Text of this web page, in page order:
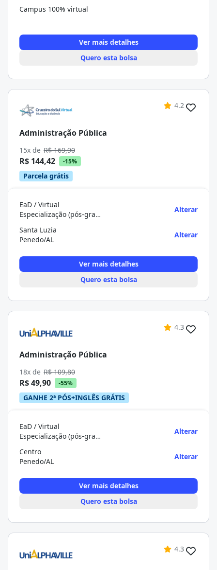
Campus 100% virtual
Ver mais detalhes
Quero esta bolsa
4.2
Administração Pública
15x de R$ 169,90
R$ 144,42 -15%
Parcela grátis
EaD / Virtual
Especialização (pós-graduação)
Alterar
Santa Luzia
Penedo/AL
Alterar
Ver mais detalhes
Quero esta bolsa
4.3
Administração Pública
18x de R$ 109,80
R$ 49,90 -55%
GANHE 2ª PÓS+INGLÊS GRÁTIS
EaD / Virtual
Especialização (pós-graduação)
Alterar
Centro
Penedo/AL
Alterar
Ver mais detalhes
Quero esta bolsa
4.3